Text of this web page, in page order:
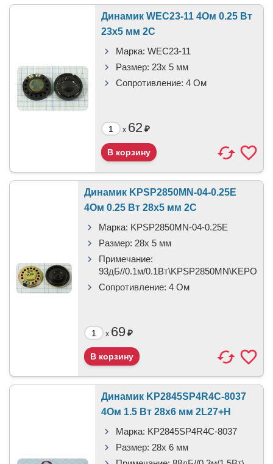
Динамик WEC23-11 4Ом 0.25 Вт
23x5 мм 2C
Марка: WEC23-11
Размер: 23x 5 мм
Сопротивление: 4 Ом
x 62₽
Динамик KPSP2850MN-04-0.25E
4Ом 0.25 Вт 28x5 мм 2C
Марка: KPSP2850MN-04-0.25E
Размер: 28x 5 мм
Примечание:
93дБ//0.1м/0.1Вт\KPSP2850MN\KEPO
Сопротивление: 4 Ом
x 69₽
Динамик KP2845SP4R4C-8037
4Ом 1.5 Вт 28x6 мм 2L27+H
Марка: KP2845SP4R4C-8037
Размер: 28x 6 мм